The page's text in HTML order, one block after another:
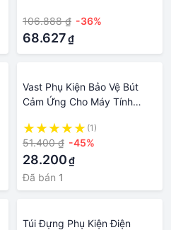
Thoại / Máy Tính Bảng Có
Thể Xoay Tiện Dụng
106.888 ₫ -36%
68.627₫
Vast Phụ Kiện Bảo Vệ Bút
Cảm Ứng Cho Máy Tính
(1)
51.400 ₫ -45%
28.200₫
Đã bán 1
Túi Đựng Phụ Kiện Điện